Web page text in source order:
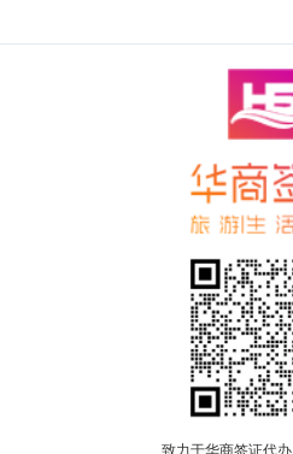
致力于华商签证代办